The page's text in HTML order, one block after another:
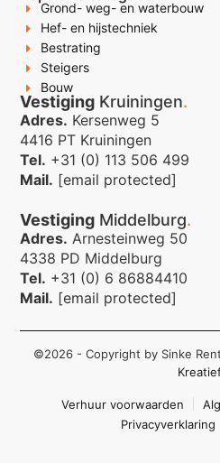
Grond- weg- en waterbouw
Hef- en hijstechniek
Bestrating
Steigers
Bouw
Vestiging Kruiningen.
Adres. Kersenweg 5
4416 PT Kruiningen
Tel. +31 (0) 113 506 499
Mail. [email protected]
Vestiging Middelburg.
Adres. Arnesteinweg 50
4338 PD Middelburg
Tel. +31 (0) 6 86884410
Mail. [email protected]
©2026 - Copyright by Sinke
Verhuur voorwaarden
Privacyverklaring